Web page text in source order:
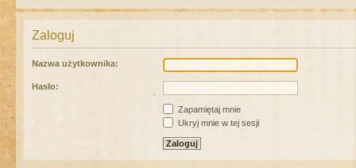
Zaloguj
Nazwa użytkownika:
Hasło:
Zapamiętaj mnie
Ukryj mnie w tej sesji